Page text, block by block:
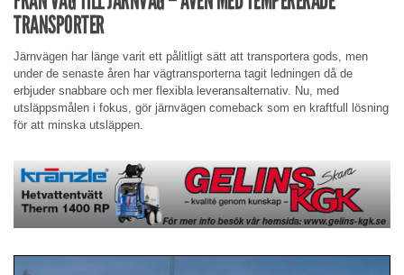
TRANSPORTER
Järnvägen har länge varit ett pålitligt sätt att transportera gods, men
under de senaste åren har vägtransporterna tagit ledningen då de
erbjuder snabbare och mer flexibla leveransalternativ. Nu, med
utsläppsmålen i fokus, gör järnvägen comeback som en kraftfull lösning
för att minska utsläppen.